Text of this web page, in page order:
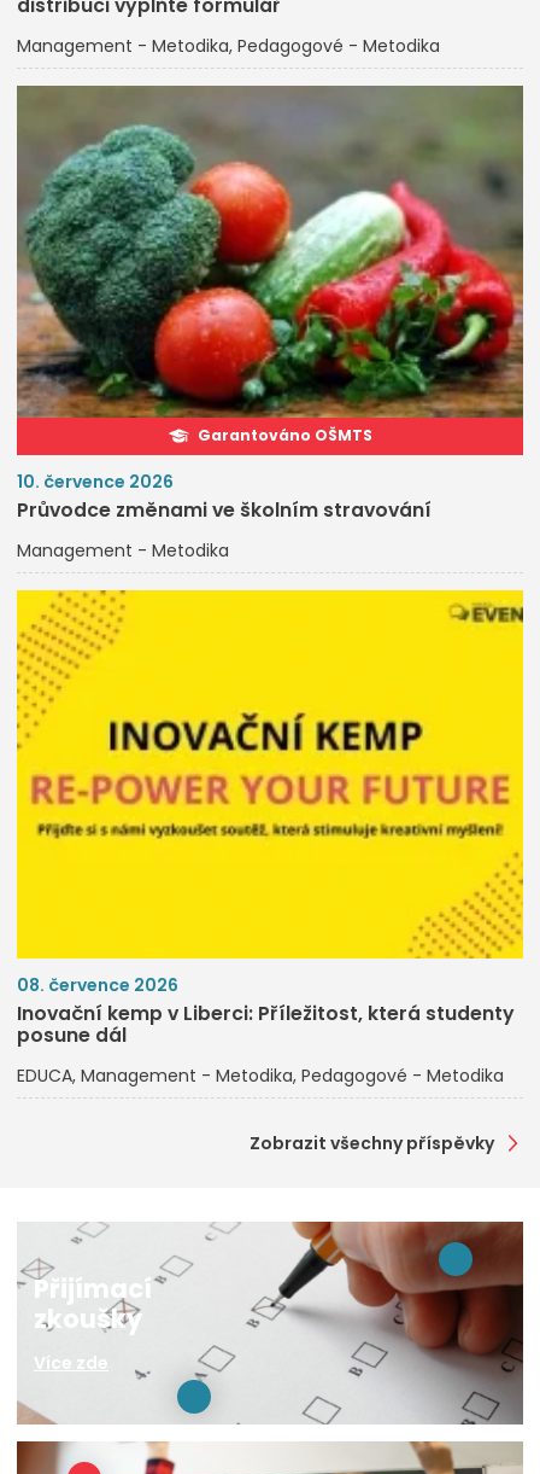
Management - Metodika Pedagogové - Metodika
Garantováno OŠMTS
10. července 2026
Průvodce změnami ve školním stravování
Management - Metodika
08. července 2026
Inovační kemp v Liberci: Příležitost, která studenty
posune dál
EDUCA Management - Metodika Pedagogové - Metodika
Zobrazit všechny příspěvky
Přijímací
zkoušky
Více zde